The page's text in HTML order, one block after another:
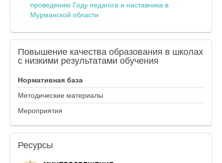
проведению Году педагога и наставника в
Мурманской области
Повышение качества образования в школах
с низкими результатами обучения
Нормативная база
Методические материалы
Мероприятия
Ресурсы